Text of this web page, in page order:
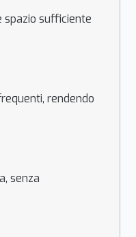
spazio sufficiente
rendendo
senza